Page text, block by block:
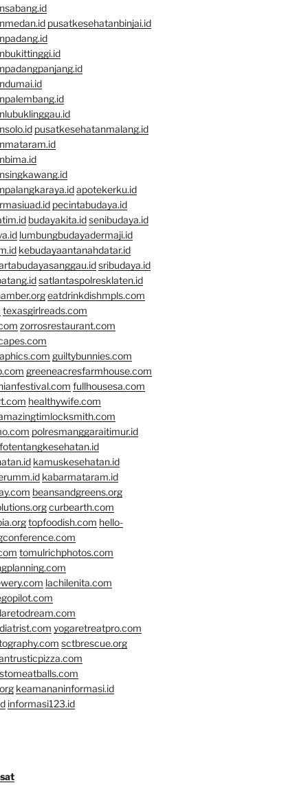
pusatkesehatanbinjai.id
pusatkesehatanmalang.id
apotekerku.id
pecintabudaya.id
budayakita.id senibudaya.id
lumbungbudayadermaji.id
kebudayaantanahdatar.id
sribudaya.id
satlantaspolresklaten.id
eatdrinkdishmpls.com
texasgirlreads.com
zorrosrestaurant.com
guiltybunnies.com
greeneacresfarmhouse.com
fullhousesa.com
healthywife.com
polresmanggaraitimur.id
kamuskesehatan.id
kabarmataram.id
beansandgreens.org
curbearth.com
topfoodish.com hello-
tomulrichphotos.com
lachilenita.com
yogaretreatpro.com
sctbrescue.org
keamananinformasi.id
informasi123.id